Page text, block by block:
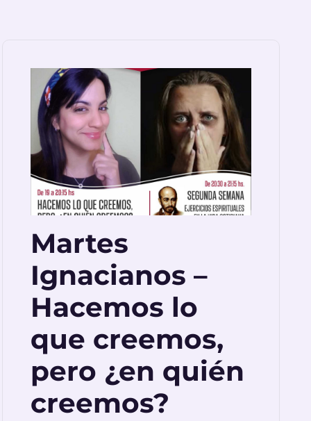
Martes
Ignacianos –
Hacemos lo
que creemos,
pero ¿en quién
creemos?